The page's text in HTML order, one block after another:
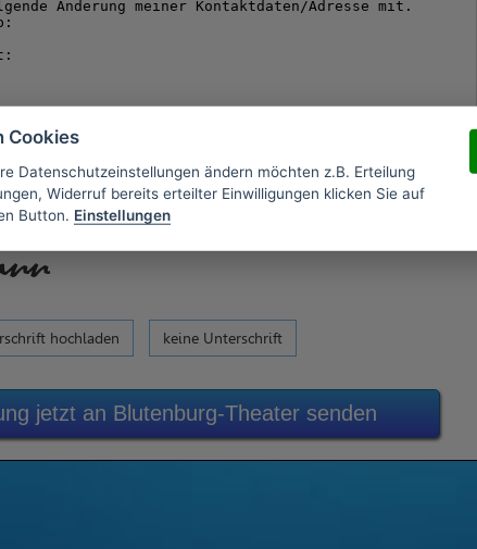
hochladen keine Unterschrift
jetzt an Blutenburg-Theater senden
Cookies
Datenschutzeinstellungen ändern möchten z.B. Erteilung
Widerruf bereits erteilter Einwilligungen klicken Sie auf
Button. Einstellungen